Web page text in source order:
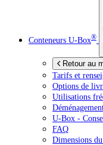
Conteneurs U-Box®
Retour au
Tarifs et
Options de
Utilisations
U-Box -
FAQ
Dimensions